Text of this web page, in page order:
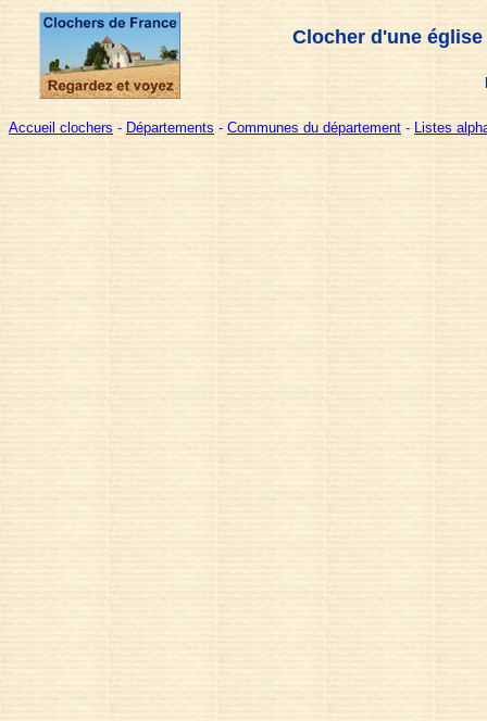
Clocher d'une
Accueil clochers - Départements - Communes du département - Listes